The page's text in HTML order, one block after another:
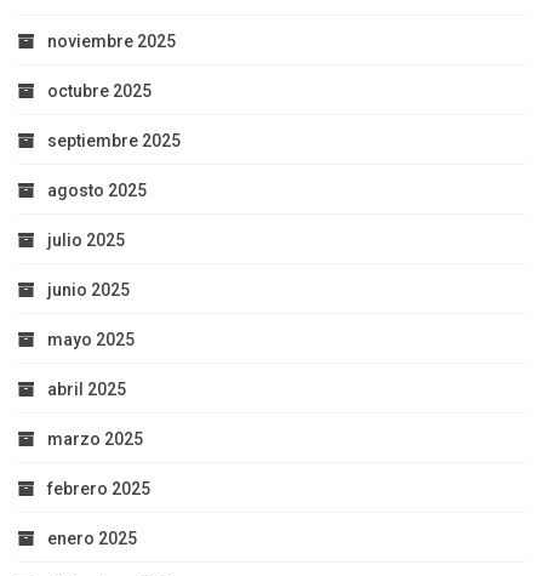
noviembre 2025
octubre 2025
septiembre 2025
agosto 2025
julio 2025
junio 2025
mayo 2025
abril 2025
marzo 2025
febrero 2025
enero 2025